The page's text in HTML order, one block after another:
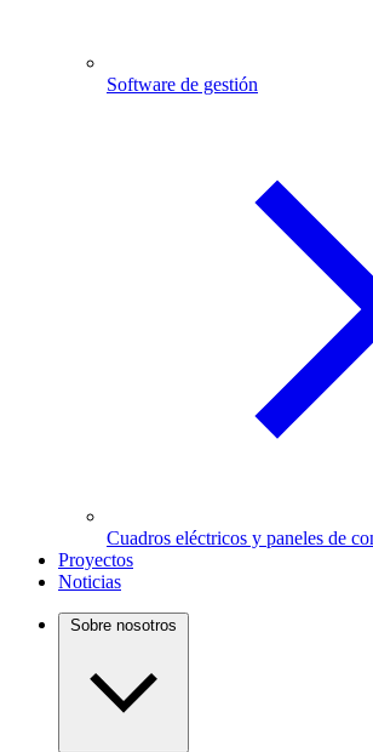
Software de gestión
Cuadros eléctricos y paneles de
Proyectos
Noticias
Sobre nosotros